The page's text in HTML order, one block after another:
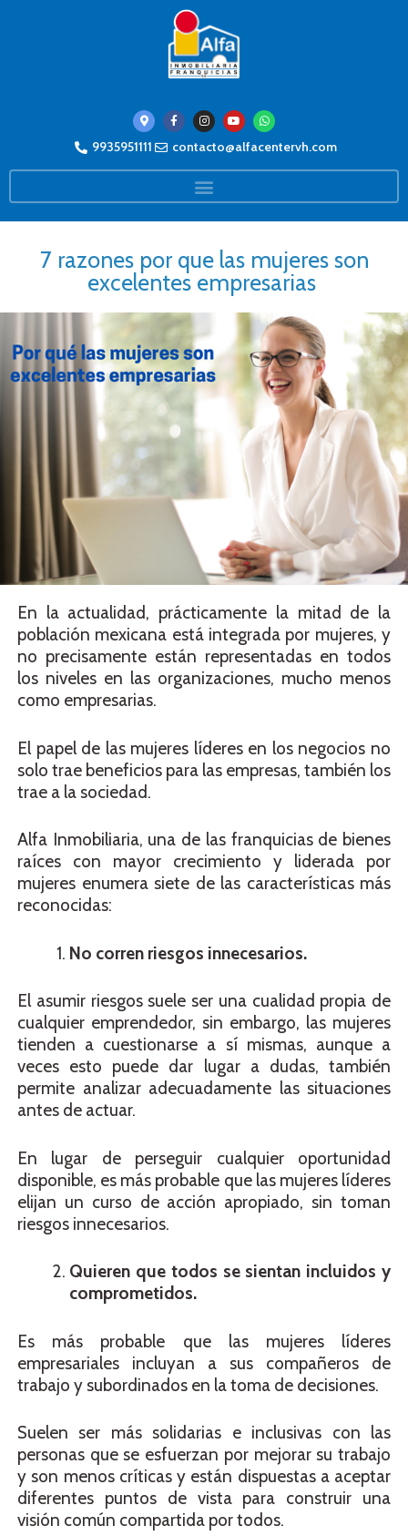
9935951111 contacto@alfacentervh.com
7 razones por que las mujeres son
excelentes empresarias
En la actualidad, prácticamente la mitad de la
población mexicana está integrada por mujeres, y
no precisamente están representadas en todos
los niveles en las organizaciones, mucho menos
como empresarias.
El papel de las mujeres líderes en los negocios no
solo trae beneficios para las empresas, también los
trae a la sociedad.
Alfa Inmobiliaria, una de las franquicias de bienes
raíces con mayor crecimiento y liderada por
mujeres enumera siete de las características más
reconocidas:
No corren riesgos innecesarios.
El asumir riesgos suele ser una cualidad propia de
cualquier emprendedor, sin embargo, las mujeres
tienden a cuestionarse a sí mismas, aunque a
veces esto puede dar lugar a dudas, también
permite analizar adecuadamente las situaciones
antes de actuar.
En lugar de perseguir cualquier oportunidad
disponible, es más probable que las mujeres líderes
elijan un curso de acción apropiado, sin toman
riesgos innecesarios.
Quieren que todos se sientan incluidos y
comprometidos.
Es más probable que las mujeres líderes
empresariales incluyan a sus compañeros de
trabajo y subordinados en la toma de decisiones.
Suelen ser más solidarias e inclusivas con las
personas que se esfuerzan por mejorar su trabajo
y son menos críticas y están dispuestas a aceptar
diferentes puntos de vista para construir una
visión común compartida por todos.